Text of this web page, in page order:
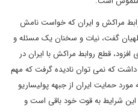
مراکش و ایران که خواست نامش
گفت، نیات و سخنان یک مسئله و
قطع روابط مراکش با ایران در
داشت که نمی توان نادیده گرفت که مهم
حمایت ایران از جبهه پولیساریو
این شرایط به قوت خود باقی است و